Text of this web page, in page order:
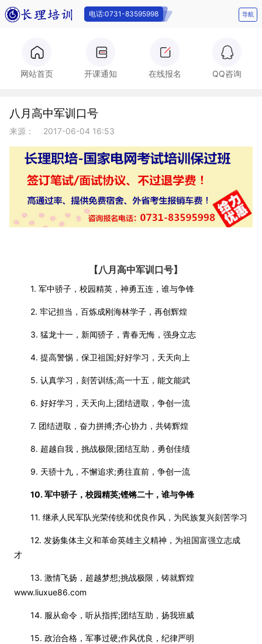
83595998
电话:0731-83595998 导航
网站首页 开课通知 在线报名 QQ咨询
八月高中军训口号
来源： 2017-06-04 16:53
【八月高中军训口号】
1. 军中骄子，校园精英，神勇五连，谁与争锋
2. 牢记担当，百炼成刚海林学子，再创辉煌
3. 猛龙十一，新闻骄子，青春无悔，强身立志
4. 提高警惕，保卫祖国;好好学习，天天向上
5. 认真学习，刻苦训练;高一十五，能文能武
6. 好好学习，天天向上;团结进取，争创一流
7. 团结进取，奋力拼搏;齐心协力，共铸辉煌
8. 超越自我，挑战极限;团结互助，勇创佳绩
9. 天骄十九，不懈追求;勇往直前，争创一流
10. 军中骄子，校园精英;铿锵二十，谁与争锋
11. 继承人民军队光荣传统和优良作风，为民族复兴刻苦学习
12. 发扬集体主义和革命英雄主义精神，为祖国富强立志成
才
13. 激情飞扬，超越梦想;挑战极限，铸就辉煌
www.liuxue86.com
14. 服从命令，听从指挥;团结互助，扬我班威
15. 政治合格，军事过硬;作风优良，纪律严明